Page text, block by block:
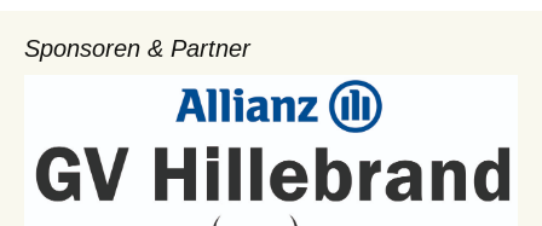
Sponsoren & Partner